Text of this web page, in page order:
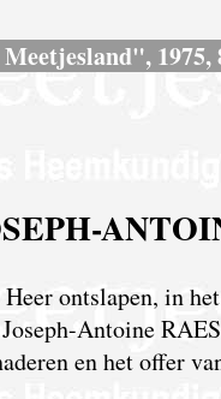
1975,
ontslapen, in
Antoine
en het offer